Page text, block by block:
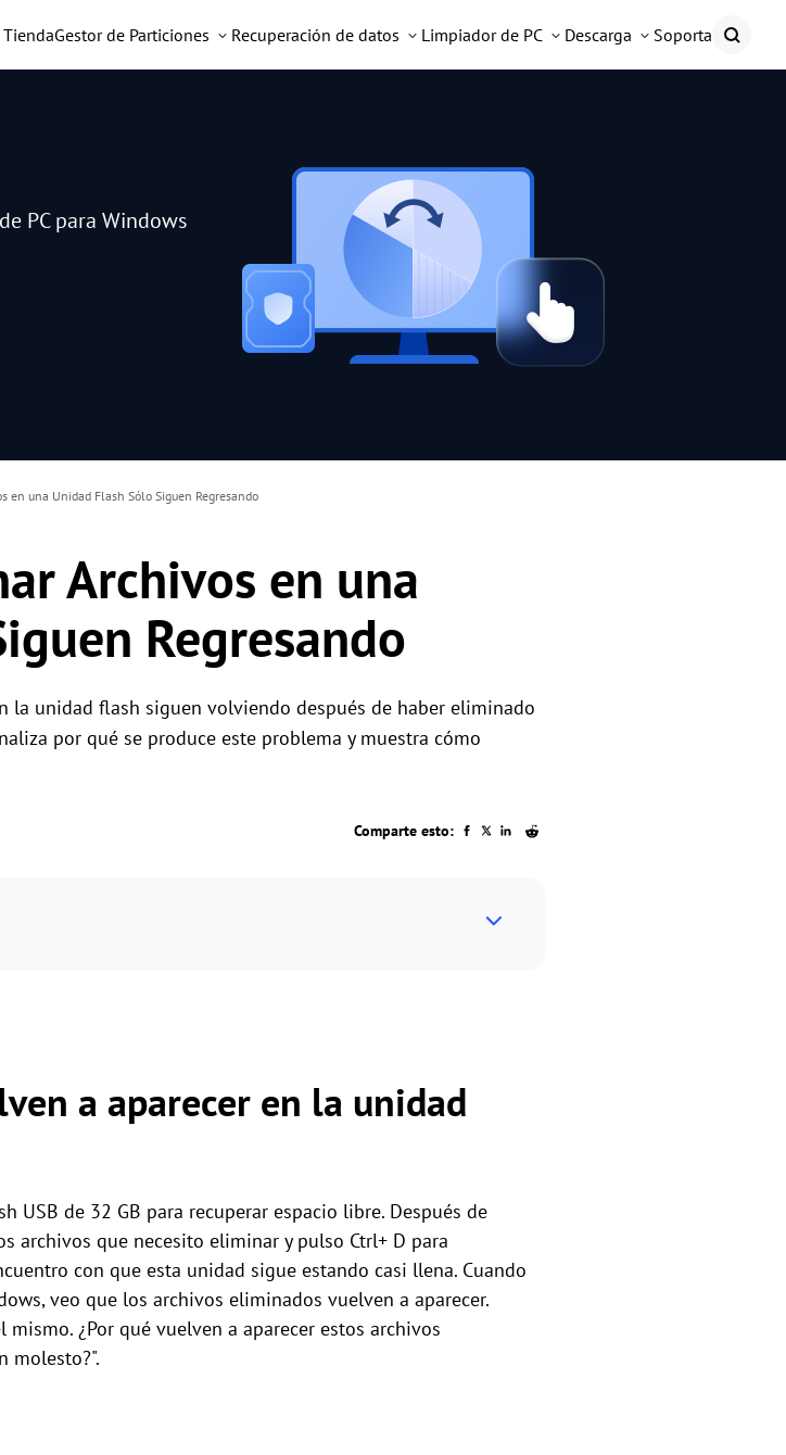
TiendaGestor de Particiones Recuperación de datos Limpiador de PC Descarga Soporta
PC para Windows
en una Unidad Flash Sólo Siguen Regresando
Archivos en una
Regresando
la unidad flash siguen volviendo después de haber eliminado
por qué se produce este problema y muestra cómo
Comparte esto:
a aparecer en la unidad
de 32 GB para recuperar espacio libre. Después de
archivos que necesito eliminar y pulso Ctrl+ D para
con que esta unidad sigue estando casi llena. Cuando
veo que los archivos eliminados vuelven a aparecer.
¿Por qué vuelven a aparecer estos archivos
molesto?".